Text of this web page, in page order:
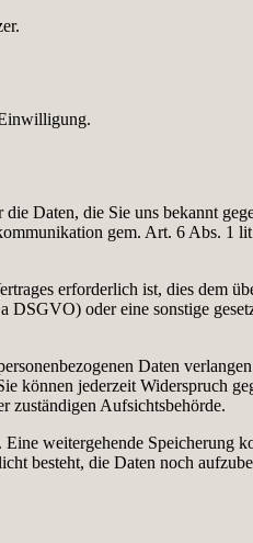
Daten, die Sie uns bekannt
gem. Art. 6 Abs. 1
erforderlich ist, dies dem
oder eine sonstige
Daten
können jederzeit Widerspruch
zuständigen Aufsichtsbehörde.
weitergehende Speicherung
besteht, die Daten noch